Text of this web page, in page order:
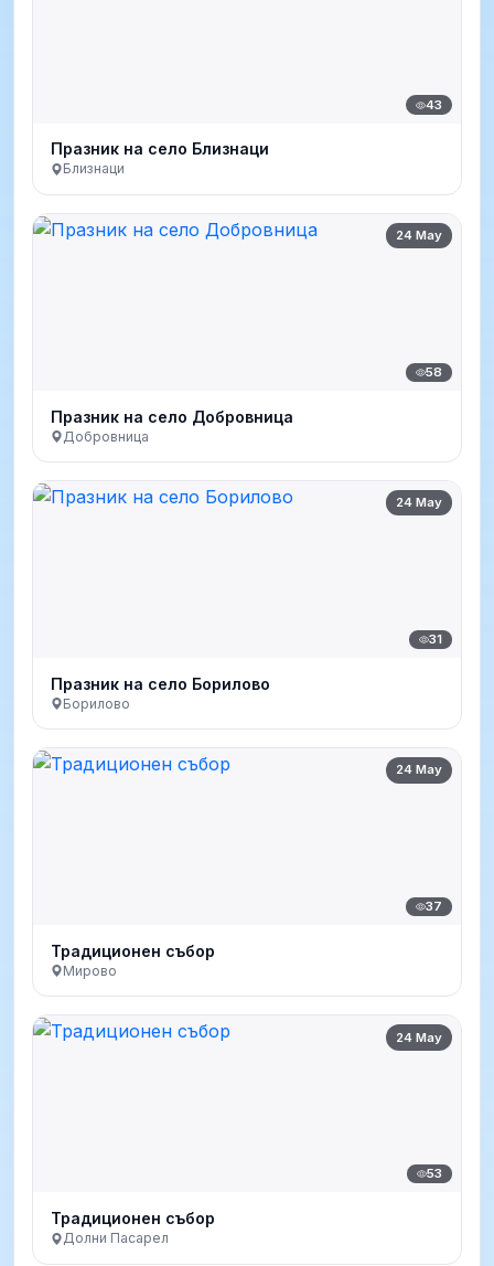
43
Празник на село Близнаци
Близнаци
24 May
58
Празник на село Добровница
Добровница
24 May
31
Празник на село Борилово
Борилово
24 May
37
Традиционен събор
Мирово
24 May
53
Традиционен събор
Долни Пасарел